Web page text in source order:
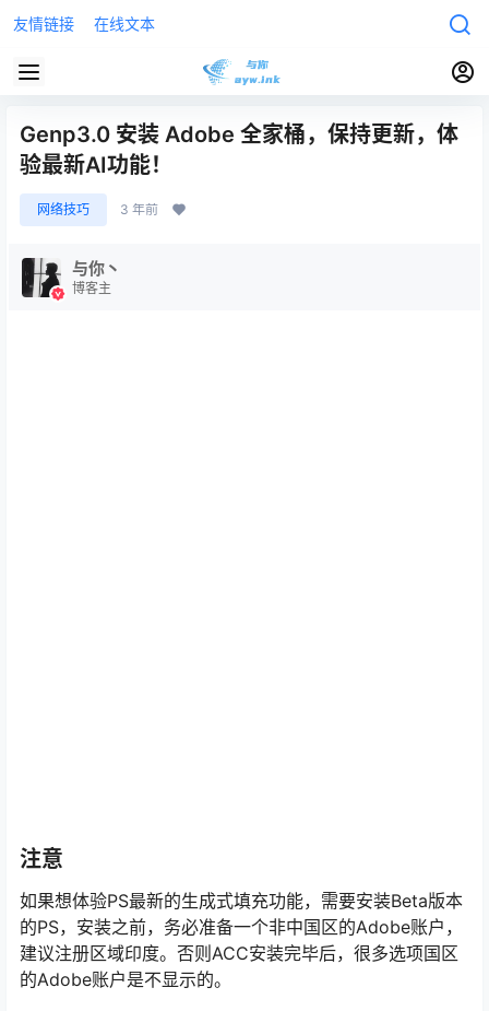
友情链接 在线文本
Genp3.0 安装 Adobe 全家桶，保持更新，体
验最新AI功能！
网络技巧 3 年前
与你丶
博客主
注意
如果想体验PS最新的生成式填充功能，需要安装Beta版本
的PS，安装之前，务必准备一个非中国区的Adobe账户，
建议注册区域印度。否则ACC安装完毕后，很多选项国区
的Adobe账户是不显示的。